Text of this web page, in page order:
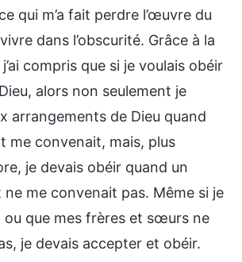
qui m’a fait perdre l’œuvre du
dans l’obscurité. Grâce à la
compris que si je voulais obéir
alors non seulement je
arrangements de Dieu quand
me convenait, mais, plus
je devais obéir quand un
me convenait pas. Même si je
ou que mes frères et sœurs ne
je devais accepter et obéir.